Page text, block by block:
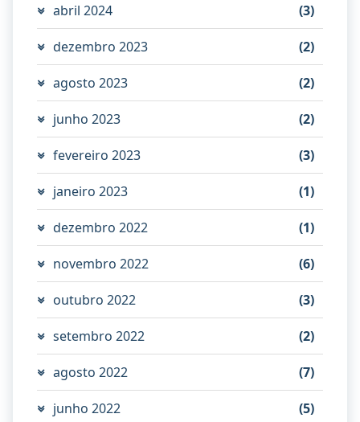
abril 2024 (3)
dezembro 2023 (2)
agosto 2023 (2)
junho 2023 (2)
fevereiro 2023 (3)
janeiro 2023 (1)
dezembro 2022 (1)
novembro 2022 (6)
outubro 2022 (3)
setembro 2022 (2)
agosto 2022 (7)
junho 2022 (5)